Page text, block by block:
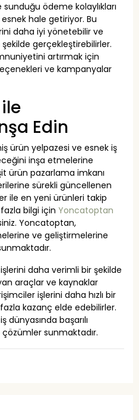
ödeme kolaylıkları
hale getiriyor. Bu
daha iyi yönetebilir ve
gerçekleştirebilirler.
artırmak için
ve kampanyalar
Edin
ürün yelpazesi ve esnek iş
inşa etmelerine
ürün pazarlama imkanı
sürekli güncellenen
ile en yeni ürünleri takip
bilgi için Yoncatoptan
Yoncatoptan,
ve geliştirmelerine
daha verimli bir şekilde
araçlar ve kaynaklar
işlerini daha hızlı bir
kazanç elde edebilirler.
başarılı
çözümler sunmaktadır.